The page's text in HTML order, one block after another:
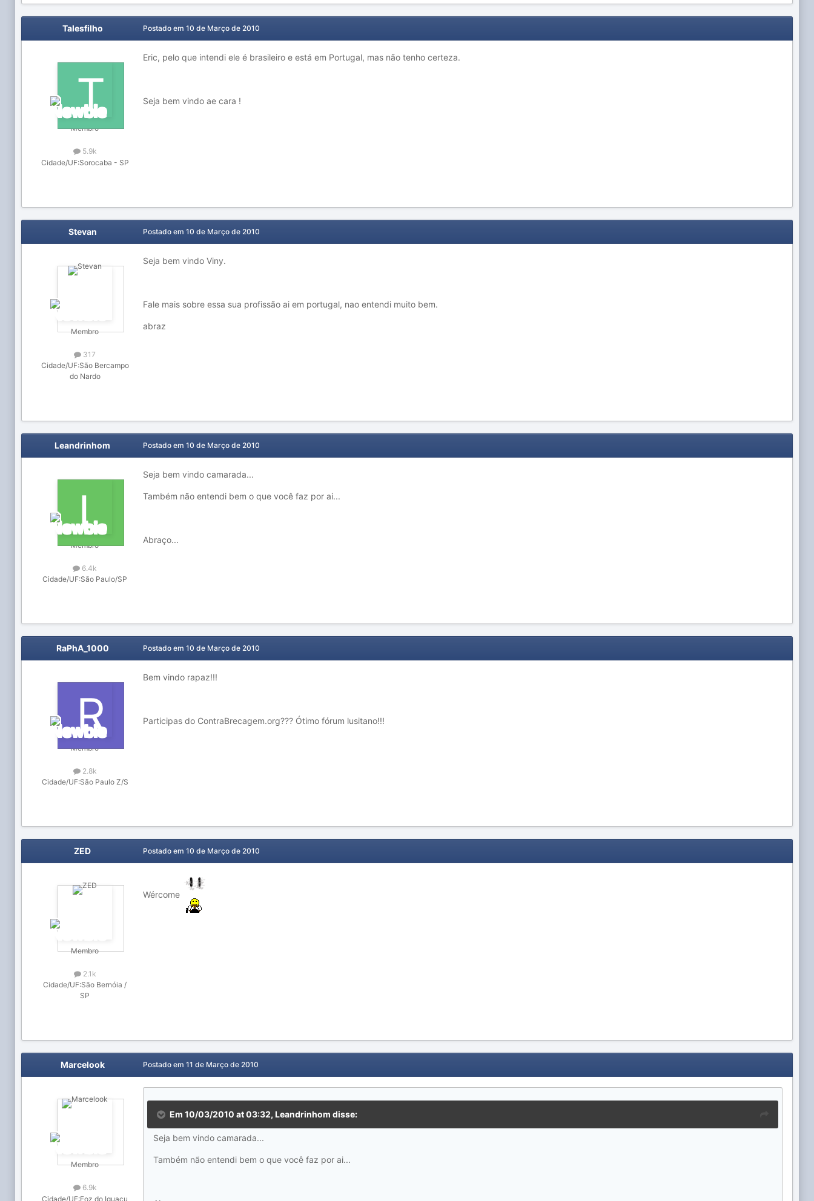
Talesfilho
Membro
5.9k
Cidade/UF:Sorocaba - SP
Postado em 10 de Março de 2010
Eric, pelo que intendi ele é brasileiro e está em Portugal, mas não tenho certeza.
Seja bem vindo ae cara !
Stevan
Membro
317
Cidade/UF:São Bercampo
do Nardo
Postado em 10 de Março de 2010
Seja bem vindo Viny.
Fale mais sobre essa sua profissão ai em portugal, nao entendi muito bem.
abraz
Leandrinhom
Membro
6.4k
Cidade/UF:São Paulo/SP
Postado em 10 de Março de 2010
Seja bem vindo camarada...
Também não entendi bem o que você faz por ai...
Abraço...
RaPhA_1000
Membro
2.8k
Cidade/UF:São Paulo Z/S
Postado em 10 de Março de 2010
Bem vindo rapaz!!!
Participas do ContraBrecagem.org??? Ótimo fórum lusitano!!!
ZED
Membro
2.1k
Cidade/UF:São Bernóia /
SP
Postado em 10 de Março de 2010
Wércome
Marcelook
Membro
6.9k
Cidade/UF:Foz do Iguaçu
Postado em 11 de Março de 2010
Em 10/03/2010 at 03:32, Leandrinhom disse:
Seja bem vindo camarada...
Também não entendi bem o que você faz por ai...